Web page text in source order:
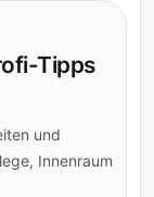
Tipps
und
Innenraum